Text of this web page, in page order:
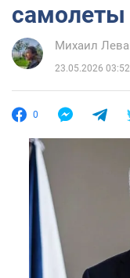
самолеты
Михаил
23.05.2026 03:52
0